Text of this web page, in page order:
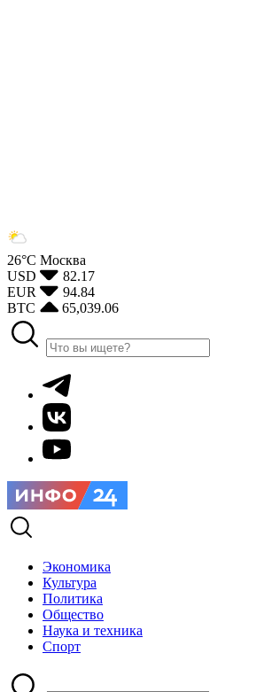
26°С Москва
USD
82.17
EUR
94.84
BTC
65,039.06
Экономика
Культура
Политика
Общество
Наука и техника
Спорт